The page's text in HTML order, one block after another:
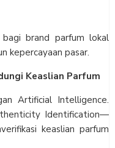
brand parfum lokal
kepercayaan pasar.
Keaslian Parfum
Artificial Intelligence.
Identification—
keaslian parfum